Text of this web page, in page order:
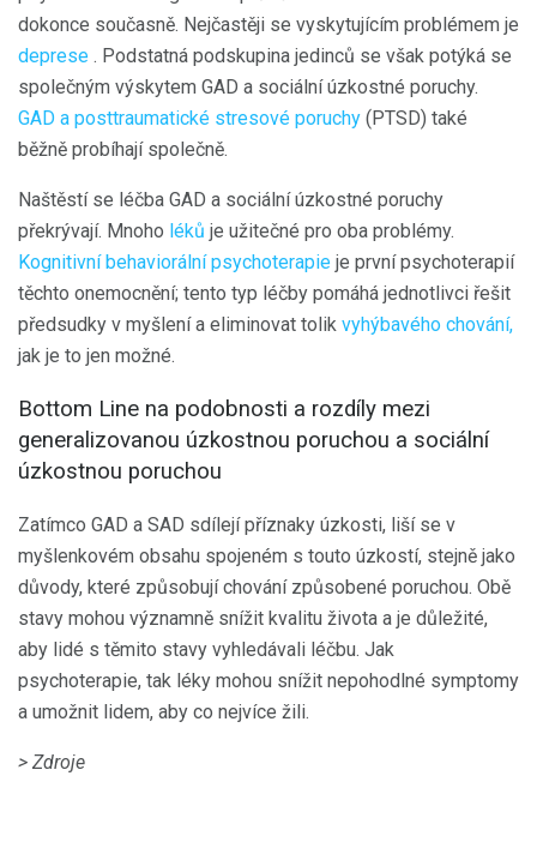
dokonce současně. Nejčastěji se vyskytujícím problémem je
deprese . Podstatná podskupina jedinců se však potýká se
společným výskytem GAD a sociální úzkostné poruchy.
GAD a posttraumatické stresové poruchy (PTSD) také
běžně probíhají společně.
Naštěstí se léčba GAD a sociální úzkostné poruchy
překrývají. Mnoho léků je užitečné pro oba problémy.
Kognitivní behaviorální psychoterapie je první psychoterapií
těchto onemocnění; tento typ léčby pomáhá jednotlivci řešit
předsudky v myšlení a eliminovat tolik vyhýbavého chování,
jak je to jen možné.
Bottom Line na podobnosti a rozdíly mezi
generalizovanou úzkostnou poruchou a sociální
úzkostnou poruchou
Zatímco GAD a SAD sdílejí příznaky úzkosti, liší se v
myšlenkovém obsahu spojeném s touto úzkostí, stejně jako
důvody, které způsobují chování způsobené poruchou. Obě
stavy mohou významně snížit kvalitu života a je důležité,
aby lidé s těmito stavy vyhledávali léčbu. Jak
psychoterapie, tak léky mohou snížit nepohodlné symptomy
a umožnit lidem, aby co nejvíce žili.
> Zdroje